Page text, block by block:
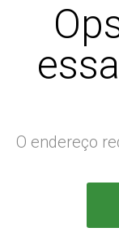
O endereço